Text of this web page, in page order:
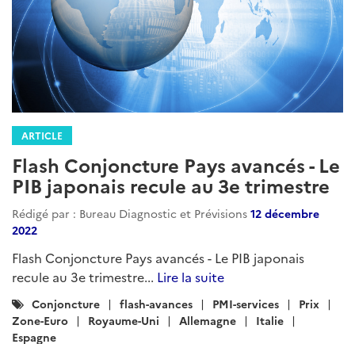
ARTICLE
Flash Conjoncture Pays avancés - Le
PIB japonais recule au 3e trimestre
Rédigé par : Bureau Diagnostic et Prévisions 12 décembre
2022
Flash Conjoncture Pays avancés - Le PIB japonais
recule au 3e trimestre... Lire la suite
Catégories
:
Conjoncture flash-avances PMI-services
Prix
Zone-Euro
Royaume-Uni Allemagne
Italie
Espagne